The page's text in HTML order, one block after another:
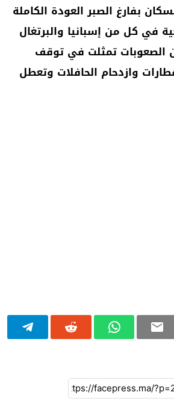
بفارغ الصبر العودة الكاملة
في كل من إسبانيا والبرتغال
الصعوبات تمثلت في توقف
وازدحام الحافلات وتعطل